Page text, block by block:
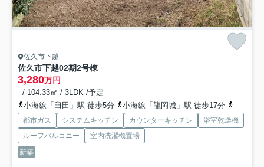
佐久市下越
佐久市下越02期2号棟
3,280万円
- / 104.33㎡ / 3LDK /予定
小海線「臼田」駅 徒歩5分
小海線「龍岡城」駅 徒歩17分
都市ガス システムキッチン カウンターキッチン
浴室乾燥機
ルーフバルコニー
室内洗濯機置場
新築